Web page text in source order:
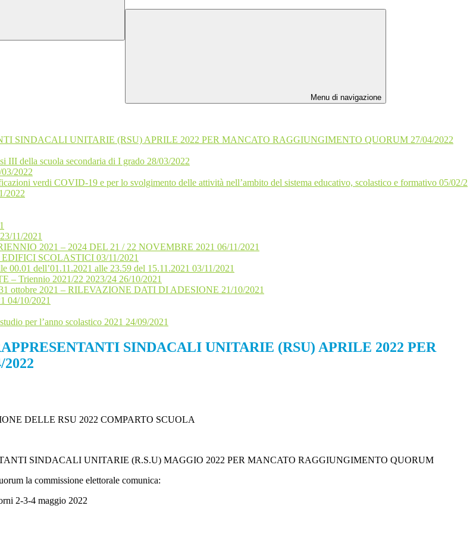
Menu di navigazione
SINDACALI UNITARIE (RSU) APRILE 2022 PER MANCATO RAGGIUNGIMENTO QUORUM 27/04/2022
III della scuola secondaria di I grado 28/03/2022
2022
verdi COVID-19 e per lo svolgimento delle attività nell’ambito del sistema educativo, scolastico e formativo 05/02/2
2022
11/2021
2021 – 2024 DEL 21 / 22 NOVEMBRE 2021 06/11/2021
SCOLASTICI 03/11/2021
00.01 dell’01.11.2021 alle 23.59 del 15.11.2021 03/11/2021
Triennio 2021/22 2023/24 26/10/2021
ottobre 2021 – RILEVAZIONE DATI DI ADESIONE 21/10/2021
04/10/2021
per l’anno scolastico 2021 24/09/2021
SINDACALI UNITARIE (RSU) APRILE 2022 PER
DELLE RSU 2022 COMPARTO SCUOLA
SINDACALI UNITARIE (R.S.U) MAGGIO 2022 PER MANCATO RAGGIUNGIMENTO QUORUM
la commissione elettorale comunica:
2-3-4 maggio 2022